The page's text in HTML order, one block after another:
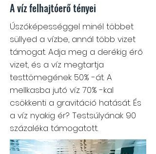
A víz felhajtóerő tényei
Úszóképességgel minél többet
süllyed a vízbe, annál több vizet
támogat. Adja meg a derékig érő
vizet, és a víz megtartja
testtömegének 50% -át. A
mellkasba jutó víz 70% -kal
csökkenti a gravitáció hatását. És
a víz nyakig ér? Testsúlyának 90
százaléka támogatott.